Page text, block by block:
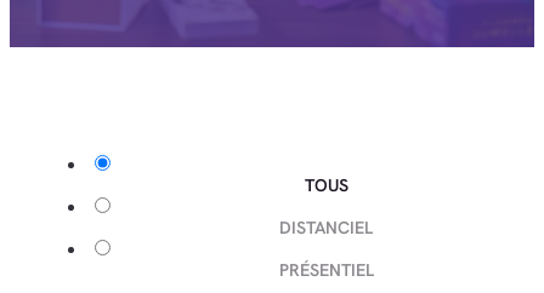
TOUS
DISTANCIEL
PRÉSENTIEL